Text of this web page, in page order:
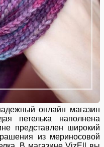
онлайн магазин
петелька наполнена
представлен широкий
из мериносовой